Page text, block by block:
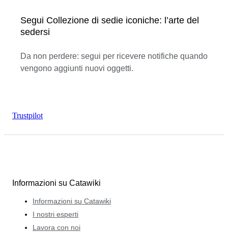
Segui Collezione di sedie iconiche: l’arte del
sedersi
Da non perdere: segui per ricevere notifiche quando
vengono aggiunti nuovi oggetti.
Trustpilot
Informazioni su Catawiki
Informazioni su Catawiki
I nostri esperti
Lavora con noi